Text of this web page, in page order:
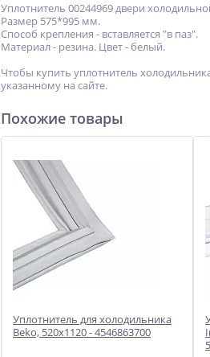
Уплотнитель 00244969 двери
Размер 575*995 мм.
Способ крепления - вставляется "в паз".
Материал - резина. Цвет - белый.
Чтобы купить уплотнитель
указанному на сайте.
Похожие товары
Уплотнитель для холодильника
Beko, 520x1120 - 4546863700